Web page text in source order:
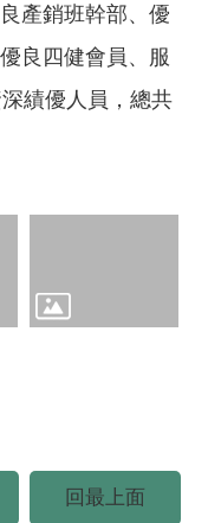
產銷班幹部、優
良四健會員、服
績優人員，總共
回最上面